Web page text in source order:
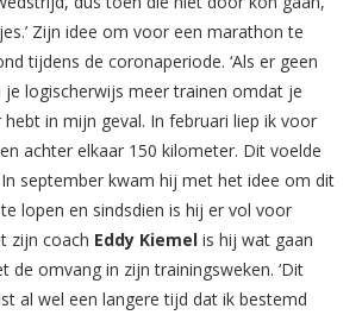
Zijn idee om voor een marathon te
tijdens de coronaperiode. ‘Als er geen
logischerwijs meer trainen omdat je
in mijn geval. In februari liep ik voor
achter elkaar 150 kilometer. Dit voelde
In september kwam hij met het idee om dit
lopen en sindsdien is hij er vol voor
zijn coach Eddy Kiemel is hij wat gaan
de omvang in zijn trainingsweken. ‘Dit
al wel een langere tijd dat ik bestemd